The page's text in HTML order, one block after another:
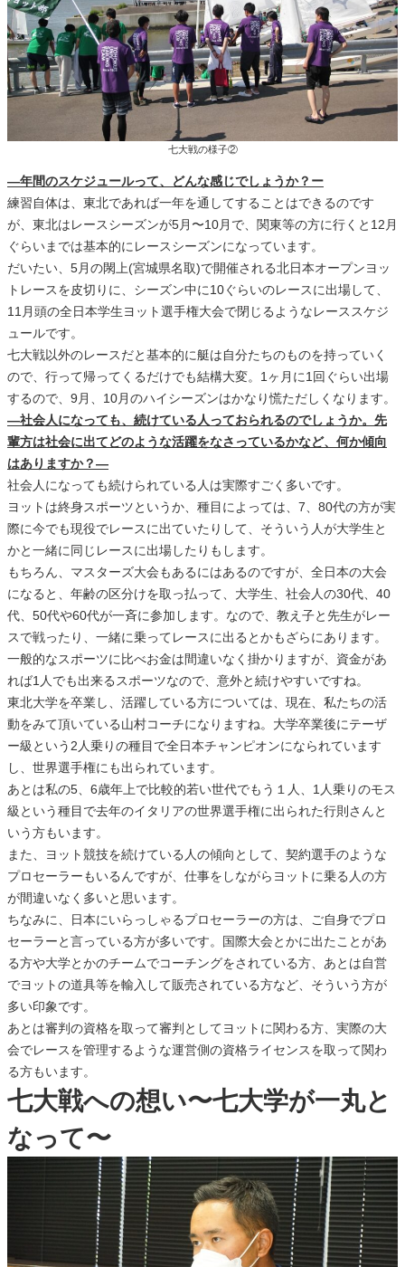
七大戦の様子②
―年間のスケジュールって、どんな感じでしょうか？ー
練習自体は、東北であれば一年を通してすることはできるのです
が、東北はレースシーズンが5月〜10月で、関東等の方に行くと12月
ぐらいまでは基本的にレースシーズンになっています。
だいたい、5月の閖上(宮城県名取)で開催される北日本オープンヨッ
トレースを皮切りに、シーズン中に10ぐらいのレースに出場して、
11月頭の全日本学生ヨット選手権大会で閉じるようなレーススケジ
ュールです。
七大戦以外のレースだと基本的に艇は自分たちのものを持っていく
ので、行って帰ってくるだけでも結構大変。1ヶ月に1回ぐらい出場
するので、9月、10月のハイシーズンはかなり慌ただしくなります。
―社会人になっても、続けている人っておられるのでしょうか。先
輩方は社会に出てどのような活躍をなさっているかなど、何か傾向
はありますか？―
社会人になっても続けられている人は実際すごく多いです。
ヨットは終身スポーツというか、種目によっては、7、80代の方が実
際に今でも現役でレースに出ていたりして、そういう人が大学生と
かと一緒に同じレースに出場したりもします。
もちろん、マスターズ大会もあるにはあるのですが、全日本の大会
になると、年齢の区分けを取っ払って、大学生、社会人の30代、40
代、50代や60代が一斉に参加します。なので、教え子と先生がレー
スで戦ったり、一緒に乗ってレースに出るとかもざらにあります。
一般的なスポーツに比べお金は間違いなく掛かりますが、資金があ
れば1人でも出来るスポーツなので、意外と続けやすいですね。
東北大学を卒業し、活躍している方については、現在、私たちの活
動をみて頂いている山村コーチになりますね。大学卒業後にテーザ
ー級という2人乗りの種目で全日本チャンピオンになられています
し、世界選手権にも出られています。
あとは私の5、6歳年上で比較的若い世代でもう１人、1人乗りのモス
級という種目で去年のイタリアの世界選手権に出られた行則さんと
いう方もいます。
また、ヨット競技を続けている人の傾向として、契約選手のような
プロセーラーもいるんですが、仕事をしながらヨットに乗る人の方
が間違いなく多いと思います。
ちなみに、日本にいらっしゃるプロセーラーの方は、ご自身でプロ
セーラーと言っている方が多いです。国際大会とかに出たことがあ
る方や大学とかのチームでコーチングをされている方、あとは自営
でヨットの道具等を輸入して販売されている方など、そういう方が
多い印象です。
あとは審判の資格を取って審判としてヨットに関わる方、実際の大
会でレースを管理するような運営側の資格ライセンスを取って関わ
る方もいます。
七大戦への想い〜七大学が一丸と
なって〜